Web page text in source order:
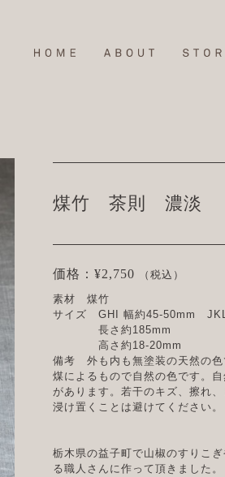
煤竹 茶則 濃淡
価格：¥2,750
（税込）
素材 煤竹
サイズ GHI 幅約45-50mm
長さ約185mm
高さ約18-20mm
備考 外も内も無塗装の天然の色
煤によるもので自然の色です。
があります。若干のキズ、擦れ
浸け置くことは避けてください。
栃木県の益子町で山椒のすりこ
る職人さんに作って頂きました。